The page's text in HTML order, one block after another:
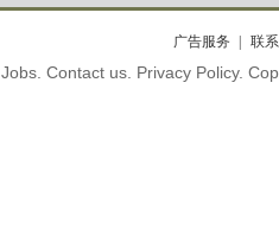
广告服务 联
Jobs. Contact us. Privacy Policy.